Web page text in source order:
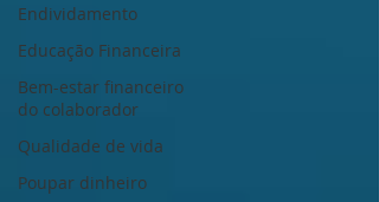
Endividamento
Educação Financeira
Bem-estar financeiro
do colaborador
Qualidade de vida
Poupar dinheiro